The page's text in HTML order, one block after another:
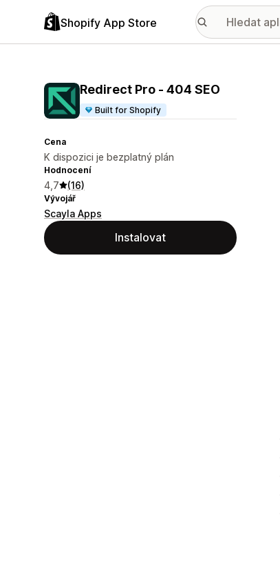
Shopify App Store
Redirect Pro ‑ 404 SEO
Built for Shopify
Cena
K dispozici je bezplatný plán
Hodnocení
4,7 (16)
Vývojář
Scayla Apps
Instalovat